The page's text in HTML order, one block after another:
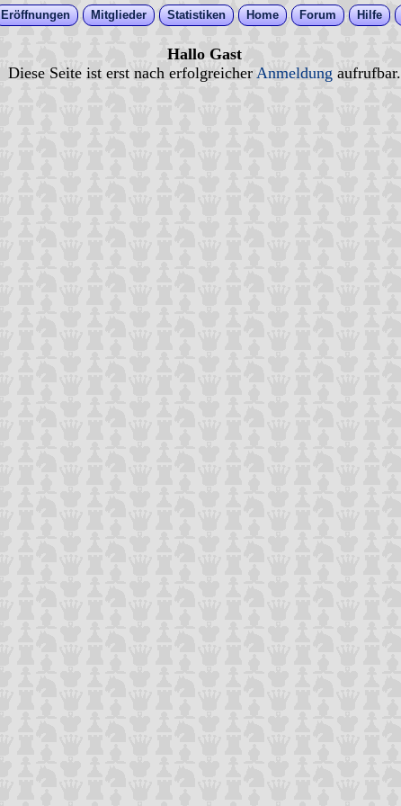
Eröffnungen Mitglieder Statistiken Home Forum Hilfe
Hallo Gast
Diese Seite ist erst nach erfolgreicher Anmeldung aufrufbar.